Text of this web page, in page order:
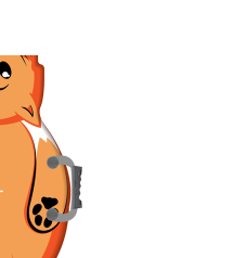
纽伦堡国际玩具展
Wham-O邀请您参观2019年香港
玩具展
Wham-O邀请您参观2019年德国
纽伦堡国际玩具展
Morey®，BZ®和Churchill®参
加SURF EXPO 2018